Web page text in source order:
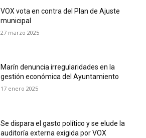
VOX vota en contra del Plan de Ajuste
municipal
27 marzo 2025
Marín denuncia irregularidades en la
gestión económica del Ayuntamiento
17 enero 2025
Se dispara el gasto político y se elude la
auditoría externa exigida por VOX